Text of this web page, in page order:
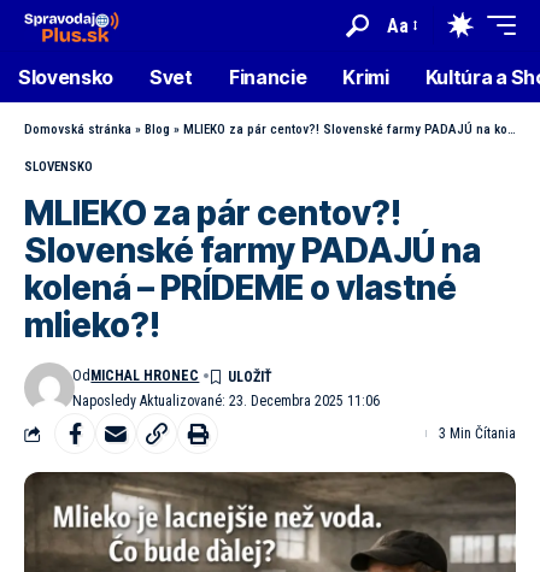
Aa
Slovensko Svet Financie Krimi Kultúra a
Domovská stránka » Blog » MLIEKO za pár centov?! Slovenské farmy PADAJÚ na kolená – PRÍDEME o vlastné mlieko?!
SLOVENSKO
MLIEKO za pár centov?!
Slovenské farmy PADAJÚ na
kolená – PRÍDEME o vlastné
mlieko?!
Naposledy Aktualizované: 23. Decembra 2025 11:06
Od MICHAL HRONEC
3 Min Čítania